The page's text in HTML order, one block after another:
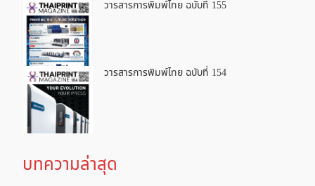
วารสารการพิมพ์ไทย ฉบับที่ 155
วารสารการพิมพ์ไทย ฉบับที่ 154
บทความล่าสุด